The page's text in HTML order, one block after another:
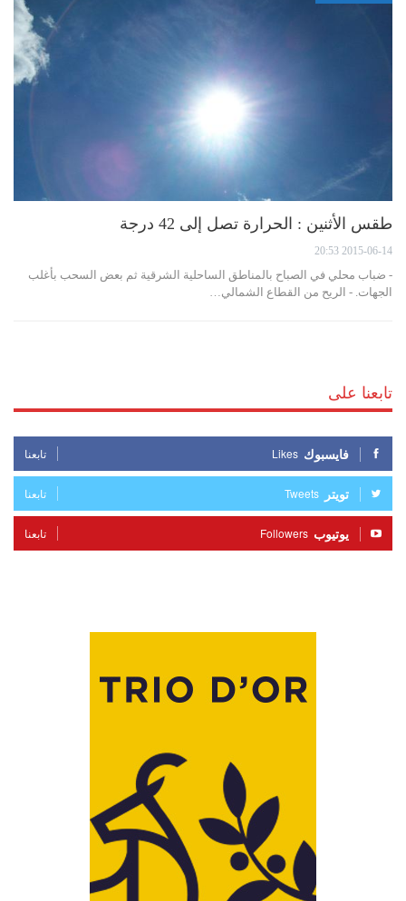
طقس الأثنين : الحرارة تصل إلى 42 درجة
2015-06-14 20:53
- ضباب محلي في الصباح بالمناطق الساحلية الشرقية ثم بعض السحب بأغلب
الجهات. - الريح من القطاع الشمالي…
تابعنا على
فايسبوك Likes تابعنا
تويتر Tweets تابعنا
يوتيوب Followers تابعنا